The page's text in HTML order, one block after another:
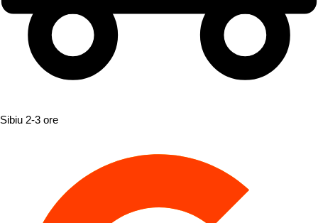
Sibiu 2-3 ore